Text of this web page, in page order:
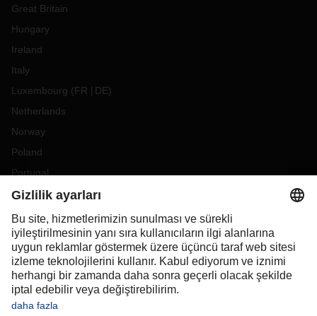
Great Britain
Hungary
Ireland
Italy
Luxembourg (FR DE)
Netherlands
Norway
Poland
Portugal
Romania
Slovakia
Spain
Sweden
Switzerland(DE FR)
Turkey